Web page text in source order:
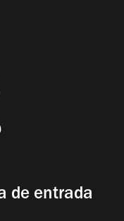
de entrada